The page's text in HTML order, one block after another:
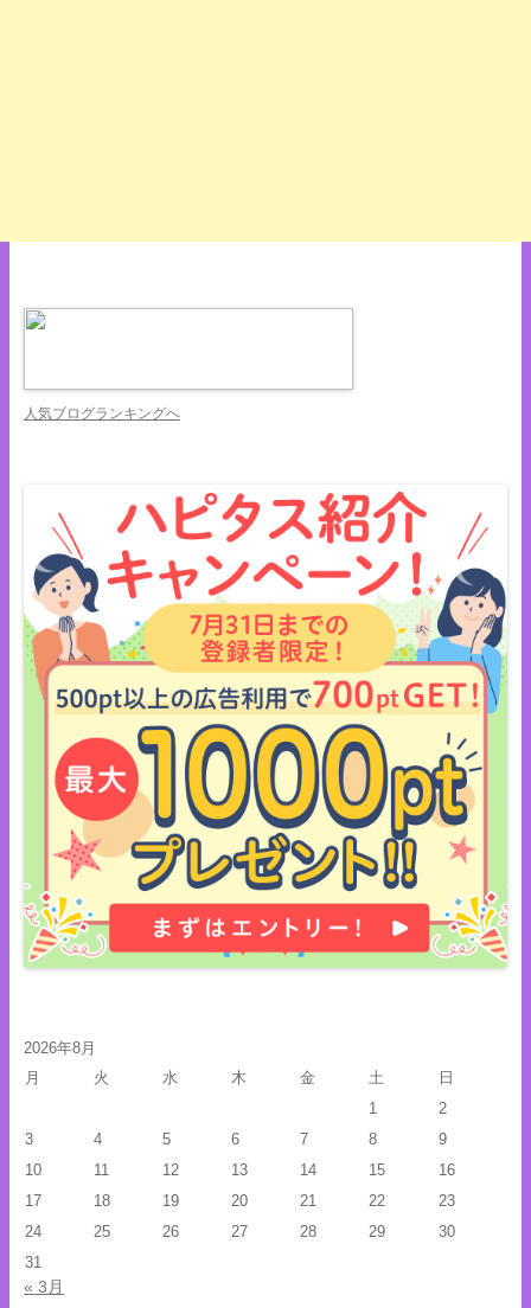
人気ブログランキングへ
2026年8月
月
火 水 木 金 土
日
1
2
3
4 5 6 7 8
9
10
11 12 13 14 15
16
17
18 19 20 21 22
23
24
25 26 27 28 29
30
31
« 3月